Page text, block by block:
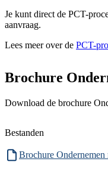
Je kunt direct de PCT-
aanvraag.
Lees meer over de PCT-
Brochure
Download de brochure
Bestanden
Brochure